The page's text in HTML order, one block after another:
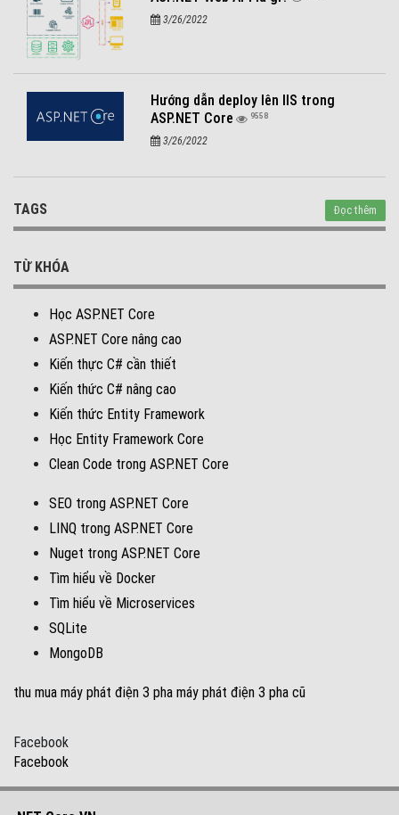
3/26/2022
Hướng dẫn deploy lên IIS trong
ASP.NET Core
9558
3/26/2022
TAGS Đọc thêm
TỪ KHÓA
Học ASP.NET Core
ASP.NET Core nâng cao
Kiến thực C# cần thiết
Kiến thức C# nâng cao
Kiến thức Entity Framework
Học Entity Framework Core
Clean Code trong ASP.NET Core
SEO trong ASP.NET Core
LINQ trong ASP.NET Core
Nuget trong ASP.NET Core
Tìm hiểu về Docker
Tìm hiểu về Microservices
SQLite
MongoDB
thu mua máy phát điện 3 pha máy phát điện 3 pha cũ
Facebook